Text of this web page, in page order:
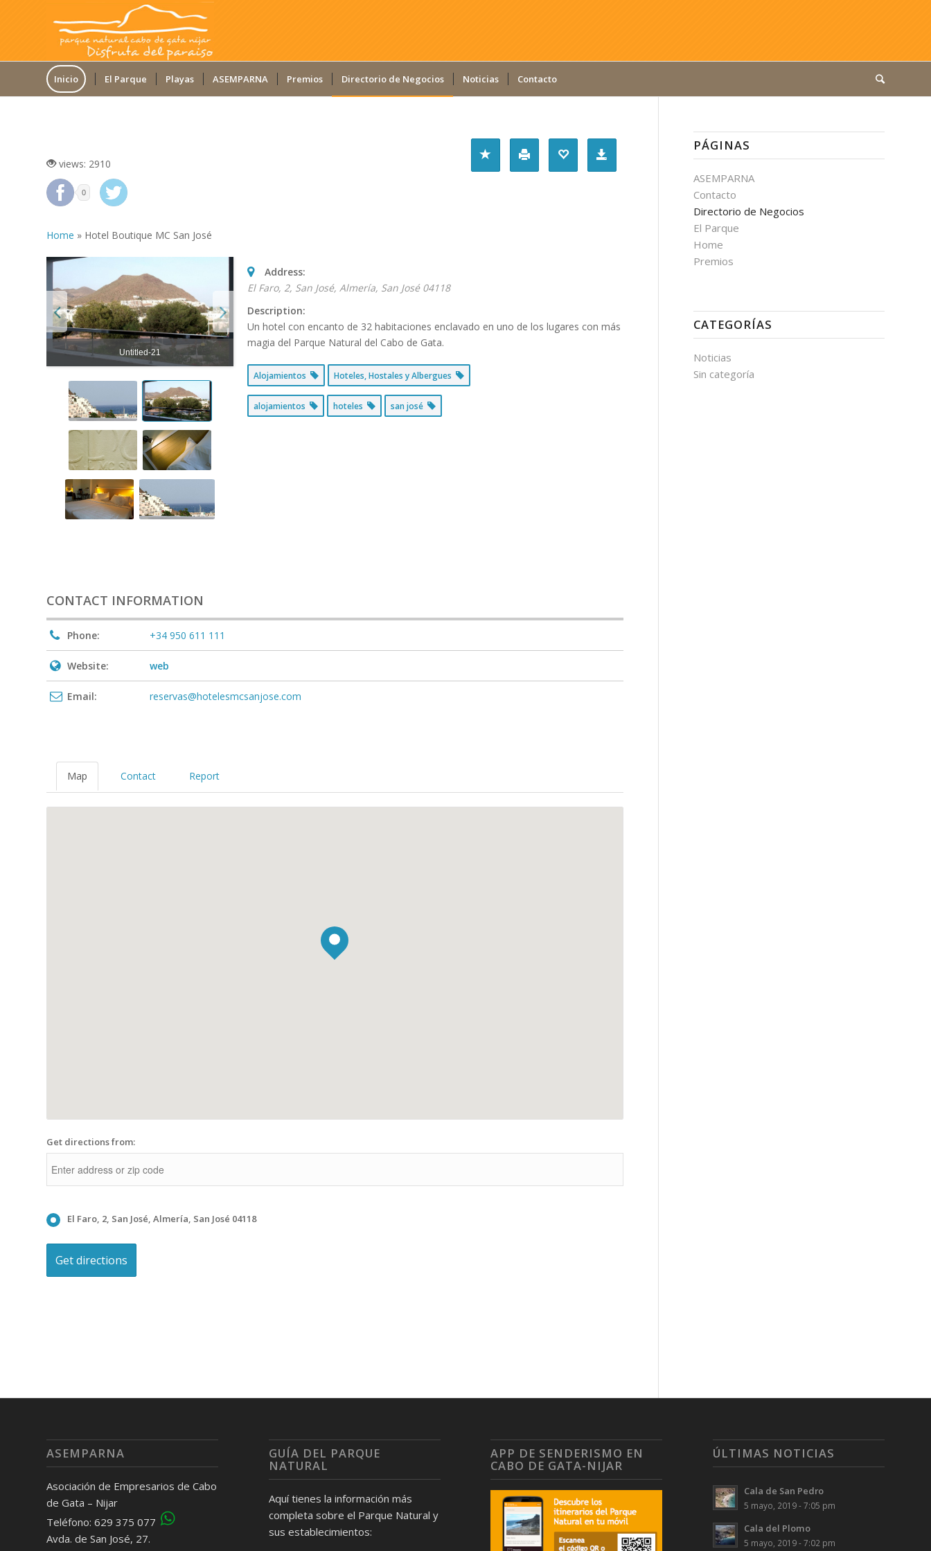
Inicio El Parque Playas ASEMPARNA Premios Directorio de Negocios Noticias Contacto
views: 2910
0
Home » Hotel Boutique MC San José
Untitled-21
Address:
El Faro, 2, San José, Almería, San José 04118
Description:
Un hotel con encanto de 32 habitaciones enclavado en uno de los lugares con más
magia del Parque Natural del Cabo de Gata.
Alojamientos Hoteles, Hostales y Albergues
alojamientos hoteles san josé
CONTACT INFORMATION
Phone: +34 950 611 111
Website: web
Email: reservas@hotelesmcsanjose.com
Map Contact Report
Get directions from:
El Faro, 2, San José, Almería, San José 04118
PÁGINAS
ASEMPARNA
Contacto
Directorio de Negocios
El Parque
Home
Premios
CATEGORÍAS
Noticias
Sin categoría
ASEMPARNA
Asociación de Empresarios de Cabo
de Gata – Nijar
Teléfono: 629 375 077
Avda. de San José, 27.
GUÍA DEL PARQUE
NATURAL
Aquí tienes la información más
completa sobre el Parque Natural y
sus establecimientos:
APP DE SENDERISMO EN
CABO DE GATA-NIJAR
ÚLTIMAS NOTICIAS
Cala de San Pedro
5 mayo, 2019 - 7:05 pm
Cala del Plomo
5 mayo, 2019 - 7:02 pm